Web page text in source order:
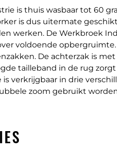
is thuis wasbaar tot 60
is dus uitermate
werken. De Werkbroek
voldoende
De achterzak is
tailleband in de rug
verkrijgbaar in drie
zoom gebruikt